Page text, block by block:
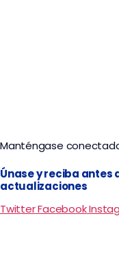
Manténgase
Únase y reciba antes
actualizaciones
TwitterFacebook